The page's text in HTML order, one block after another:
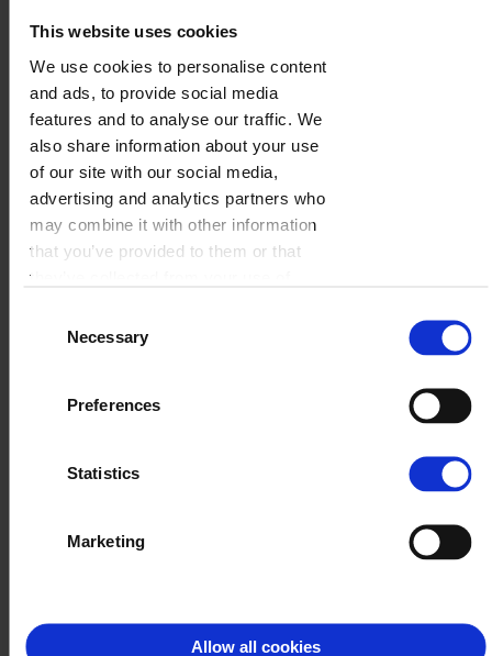
This website uses cookies
We use cookies to personalise content
and ads, to provide social media
features and to analyse our traffic. We
also share information about your use
of our site with our social media,
advertising and analytics partners who
may combine it with other information
that you’ve provided to them or that
they’ve collected from your use of
SelectionNecessary
Preferences
Statistics
Marketing
Allow all cookies
Nasza miłość
WYBIERZ
TEA REX